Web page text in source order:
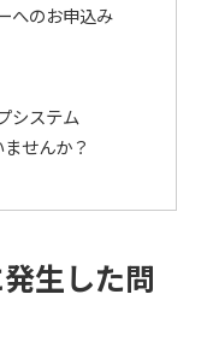
へのお申込み
システム
ませんか？
生した問